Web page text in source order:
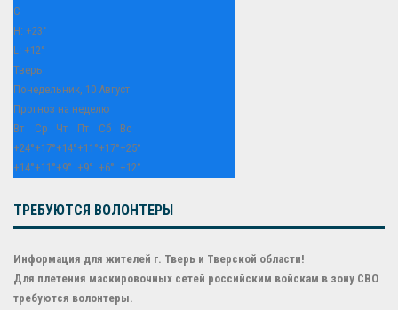
C
H: +23°
L: +12°
Тверь
Понедельник, 10 Август
Прогноз на неделю
Вт
Ср Чт Пт Сб
Вс
+24°+17°+14°+11°+17°+25°
+14°+11°+9° +9° +6° +12°
ТРЕБУЮТСЯ ВОЛОНТЕРЫ
Информация для жителей г. Тверь и Тверской области!
Для плетения маскировочных сетей российским войскам в зону СВО
требуются волонтеры.